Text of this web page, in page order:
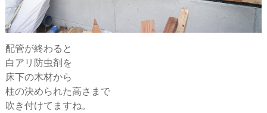
配管が終わると
白アリ防虫剤を
床下の木材から
柱の決められた高さまで
吹き付けてますね。